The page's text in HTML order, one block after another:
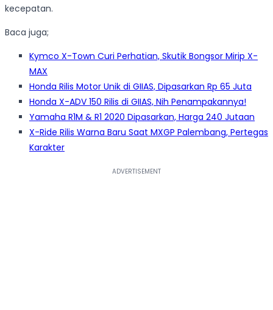
kecepatan.
Baca juga;
Kymco X-Town Curi Perhatian, Skutik Bongsor Mirip X-
MAX
Honda Rilis Motor Unik di GIIAS, Dipasarkan Rp 65 Juta
Honda X-ADV 150 Rilis di GIIAS, Nih Penampakannya!
Yamaha R1M & R1 2020 Dipasarkan, Harga 240 Jutaan
X-Ride Rilis Warna Baru Saat MXGP Palembang, Pertegas
Karakter